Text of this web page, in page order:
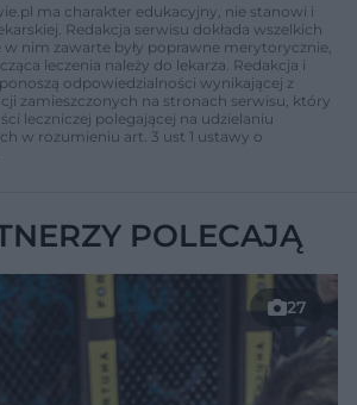
ma charakter edukacyjny, nie stanowi i
Redakcja serwisu dokłada wszelkich
nim zawarte były poprawne merytorycznie,
leczenia należy do lekarza. Redakcja i
odpowiedzialności wynikającej z
zamieszczonych na stronach serwisu, który
leczniczej polegającej na udzielaniu
w rozumieniu art. 3 ust 1 ustawy o
POLECAJĄ
27